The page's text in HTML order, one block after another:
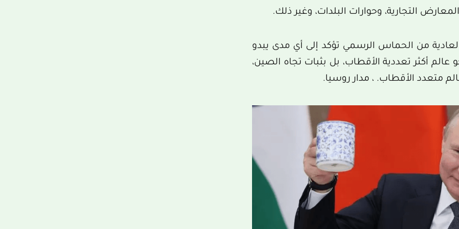
التجارية، وحوارات البلدات، وغير ذلك.
من الحماس الرسمي تؤكد إلى أي مدى يبدو
أكثر تعددية الأقطاب، بل بثبات تجاه الصين،
متعدد الأقطاب. ، مدار روسيا.